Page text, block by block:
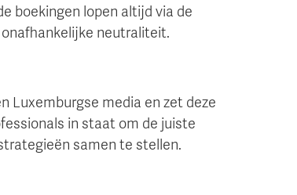
boekingen lopen altijd via de
neutraliteit.
Luxemburgse media en zet deze
in staat om de juiste
samen te stellen.